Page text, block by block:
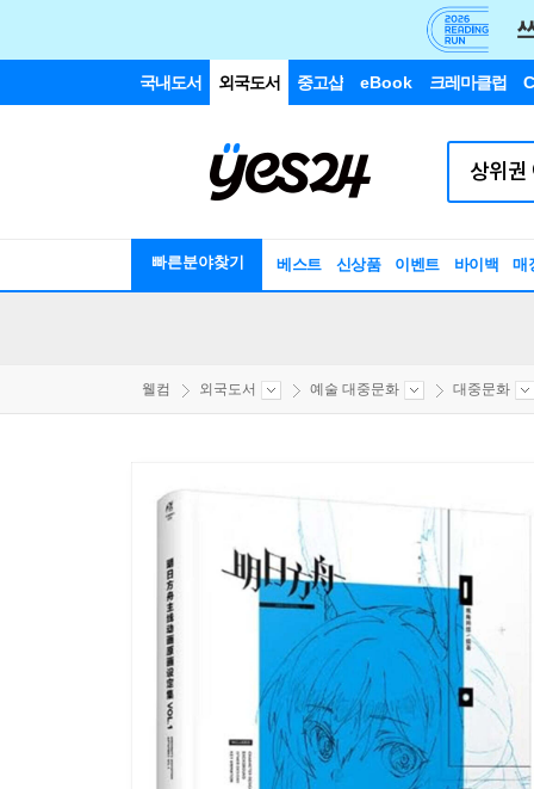
국내도서 외국도서 중고샵 eBook 크레마클럽
빠른분야찾기 베스트 신상품 이벤트 바이백 매
웰컴 외국도서 예술 대중문화 대중문화